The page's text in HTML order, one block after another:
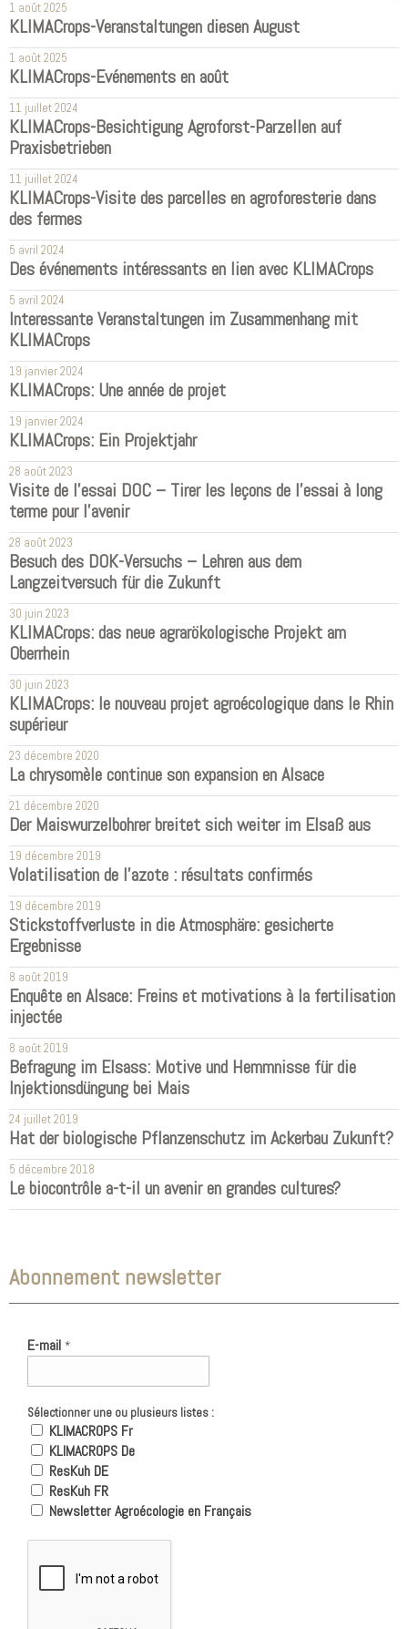
1 août 2025
KLIMACrops-Veranstaltungen diesen August
1 août 2025
KLIMACrops-Evénements en août
11 juillet 2024
KLIMACrops-Besichtigung Agroforst-Parzellen auf
Praxisbetrieben
11 juillet 2024
KLIMACrops-Visite des parcelles en agroforesterie dans
des fermes
5 avril 2024
Des événements intéressants en lien avec KLIMACrops
5 avril 2024
Interessante Veranstaltungen im Zusammenhang mit
KLIMACrops
19 janvier 2024
KLIMACrops: Une année de projet
19 janvier 2024
KLIMACrops: Ein Projektjahr
28 août 2023
Visite de l'essai DOC – Tirer les leçons de l'essai à long
terme pour l'avenir
28 août 2023
Besuch des DOK-Versuchs – Lehren aus dem
Langzeitversuch für die Zukunft
30 juin 2023
KLIMACrops: das neue agrarökologische Projekt am
Oberrhein
30 juin 2023
KLIMACrops: le nouveau projet agroécologique dans le Rhin
supérieur
23 décembre 2020
La chrysomèle continue son expansion en Alsace
21 décembre 2020
Der Maiswurzelbohrer breitet sich weiter im Elsaß aus
19 décembre 2019
Volatilisation de l'azote : résultats confirmés
19 décembre 2019
Stickstoffverluste in die Atmosphäre: gesicherte
Ergebnisse
8 août 2019
Enquête en Alsace: Freins et motivations à la fertilisation
injectée
8 août 2019
Befragung im Elsass: Motive und Hemmnisse für die
Injektionsdüngung bei Mais
24 juillet 2019
Hat der biologische Pflanzenschutz im Ackerbau Zukunft?
5 décembre 2018
Le biocontrôle a-t-il un avenir en grandes cultures?
Abonnement newsletter
E-mail *
Sélectionner une ou plusieurs listes :
KLIMACROPS Fr
KLIMACROPS De
ResKuh DE
ResKuh FR
Newsletter Agroécologie en Français